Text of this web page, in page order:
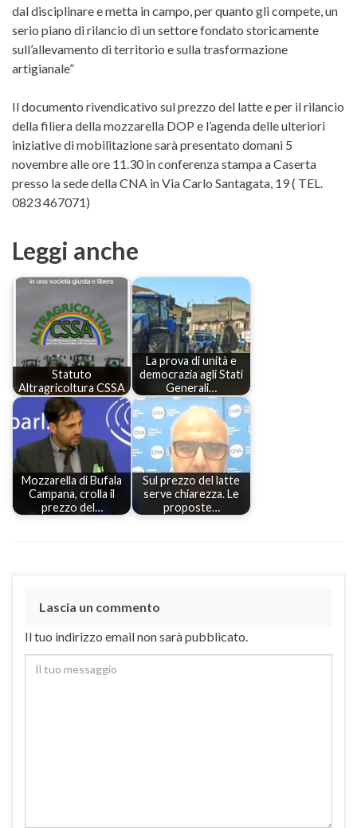
dal disciplinare e metta in campo, per quanto gli compete, un
serio piano di rilancio di un settore fondato storicamente
sull’allevamento di territorio e sulla trasformazione
artigianale”
Il documento rivendicativo sul prezzo del latte e per il rilancio
della filiera della mozzarella DOP e l’agenda delle ulteriori
iniziative di mobilitazione sarà presentato domani 5
novembre alle ore 11.30 in conferenza stampa a Caserta
presso la sede della CNA in Via Carlo Santagata, 19 ( TEL.
0823 467071)
Leggi anche
Statuto
Altragricoltura CSSA
La prova di unità e
democrazia agli Stati
Generali…
Mozzarella di Bufala
Campana, crolla il
prezzo del…
Sul prezzo del latte
serve chiarezza. Le
proposte…
Lascia un commento
Il tuo indirizzo email non sarà pubblicato.